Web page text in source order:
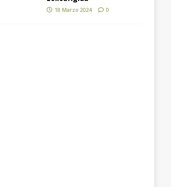
18 Marzo 2024 0